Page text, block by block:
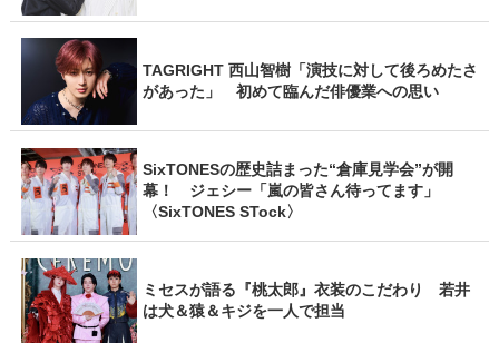
TAGRIGHT 西山智樹「演技に対して後ろめたさ
があった」 初めて臨んだ俳優業への思い
SixTONESの歴史詰まった“倉庫見学会”が開
幕！ ジェシー「嵐の皆さん待ってます」
〈SixTONES STock〉
ミセスが語る『桃太郎』衣装のこだわり 若井
は犬＆猿＆キジを一人で担当